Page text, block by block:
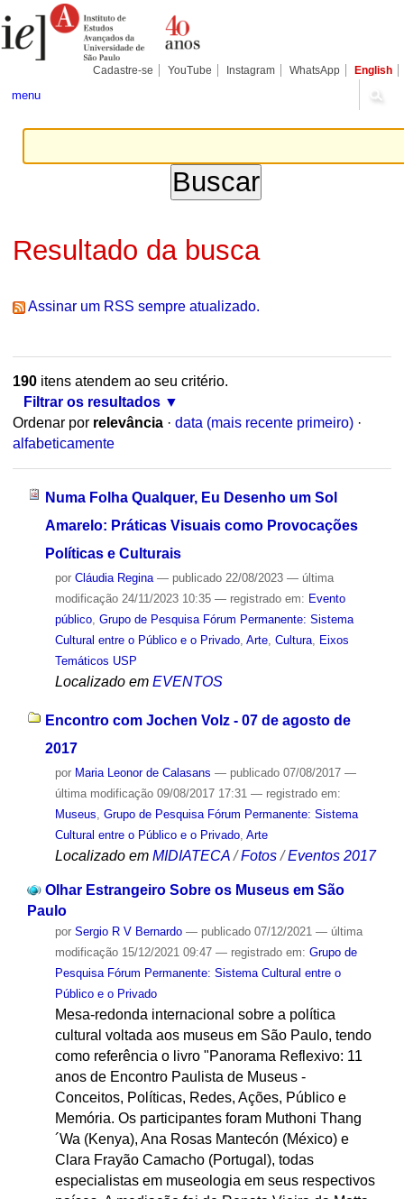
para
conteúdo.
Pessoais
Cadastre-se YouTube Instagram WhatsApp English
menu
Resultado da busca
Assinar um RSS sempre atualizado.
190itens atendem ao seu critério.
Filtrar os resultados
Ordenar por relevância · data (mais recente primeiro) ·
alfabeticamente
Numa Folha Qualquer, Eu Desenho um Sol
Amarelo: Práticas Visuais como Provocações
Políticas e Culturais
por Cláudia Regina — publicado22/08/2023 — última
modificação24/11/2023 10:35 — registrado em: Evento
público, Grupo de Pesquisa Fórum Permanente: Sistema
Cultural entre o Público e o Privado, Arte, Cultura,
Eixos
Temáticos USP
Localizado em EVENTOS
Encontro com Jochen Volz - 07 de agosto de
2017
por Maria Leonor de Calasans — publicado07/08/2017 —
última modificação09/08/2017 17:31 — registrado em:
Museus Grupo de Pesquisa Fórum Permanente: Sistema
Cultural entre o Público e o Privado, Arte
Localizado em MIDIATECA /Fotos /Eventos 2017
Olhar Estrangeiro Sobre os Museus em São
Paulo
por Sergio R V Bernardo — publicado07/12/2021 — última
modificação15/12/2021 09:47 — registrado em: Grupo de
Pesquisa Fórum Permanente: Sistema Cultural entre o
Público e o Privado
Mesa-redonda internacional sobre a política
cultural voltada aos museus em São Paulo, tendo
como referência o livro "Panorama Reflexivo: 11
anos de Encontro Paulista de Museus -
Conceitos, Políticas, Redes, Ações, Público e
Memória. Os participantes foram Muthoni Thang
´Wa (Kenya), Ana Rosas Mantecón (México) e
Clara Frayão Camacho (Portugal), todas
especialistas em museologia em seus respectivos